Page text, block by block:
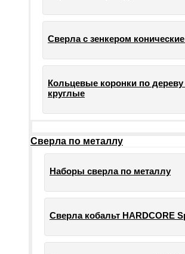
Сверла с зенкером
Кольцевые коронки по
круглые
Сверла по металлу
Наборы сверла по металлу
Сверла кобальт HARDCORE